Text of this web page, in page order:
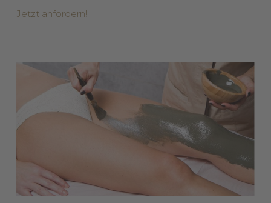
Jetzt anfordern!